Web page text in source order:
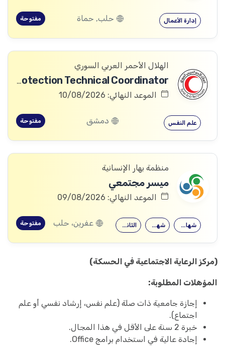
إدارة الأعمال حلب, حماة مفتوحة
الهلال الأحمر العربي السوري
Community Services and Protection Technical Coordinator
الموعد النهائي: 10/08/2026
علم النفس دمشق مفتوحة
منظمة بهار الإنسانية
ميسر مجتمعي
الموعد النهائي: 09/08/2026
الثانوية العامة شهادة معهد شهادة جامعية عفرين، حلب مفتوحة
(مركز الرعاية الاجتماعية في الحسكة)
المؤهلات المطلوبة:
إجازة جامعية ذات صلة (علم نفس، إرشاد نفسي أو علم
اجتماع).
خبرة 2 سنة على الأقل في هذا المجال.
إجادة عالية في استخدام برامج Office.